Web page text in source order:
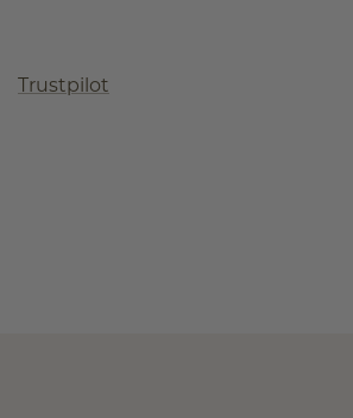
Trustpilot